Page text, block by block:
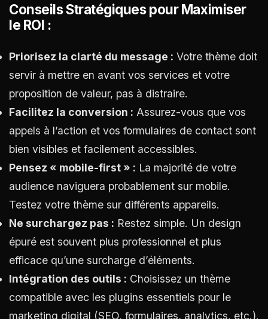
Conseils Stratégiques pour Maximiser
le ROI :
Priorisez la clarté du message : Votre thème doit
servir à mettre en avant vos services et votre
proposition de valeur, pas à distraire.
Facilitez la conversion : Assurez-vous que vos
appels à l’action et vos formulaires de contact sont
bien visibles et facilement accessibles.
Pensez « mobile-first » : La majorité de votre
audience naviguera probablement sur mobile.
Testez votre thème sur différents appareils.
Ne surchargez pas : Restez simple. Un design
épuré est souvent plus professionnel et plus
efficace qu’une surcharge d’éléments.
Intégration des outils : Choisissez un thème
compatible avec les plugins essentiels pour le
marketing digital (SEO, formulaires, analytics, etc.).